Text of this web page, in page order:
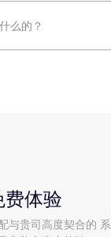
么的？
费体验
与贵司高度契合的 系